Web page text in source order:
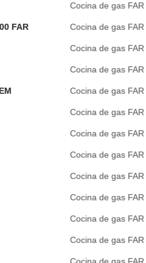
Cocina de gas FAR
FAR Cocina de gas FAR
Cocina de gas FAR
Cocina de gas FAR
Cocina de gas FAR
Cocina de gas FAR
Cocina de gas FAR
Cocina de gas FAR
Cocina de gas FAR
Cocina de gas FAR
Cocina de gas FAR
Cocina de gas FAR